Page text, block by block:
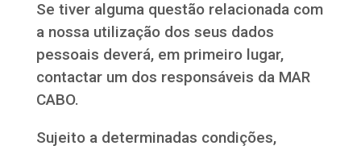
Se tiver alguma questão relacionada com
a nossa utilização dos seus dados
pessoais deverá, em primeiro lugar,
contactar um dos responsáveis da MAR
CABO.
Sujeito a determinadas condições,